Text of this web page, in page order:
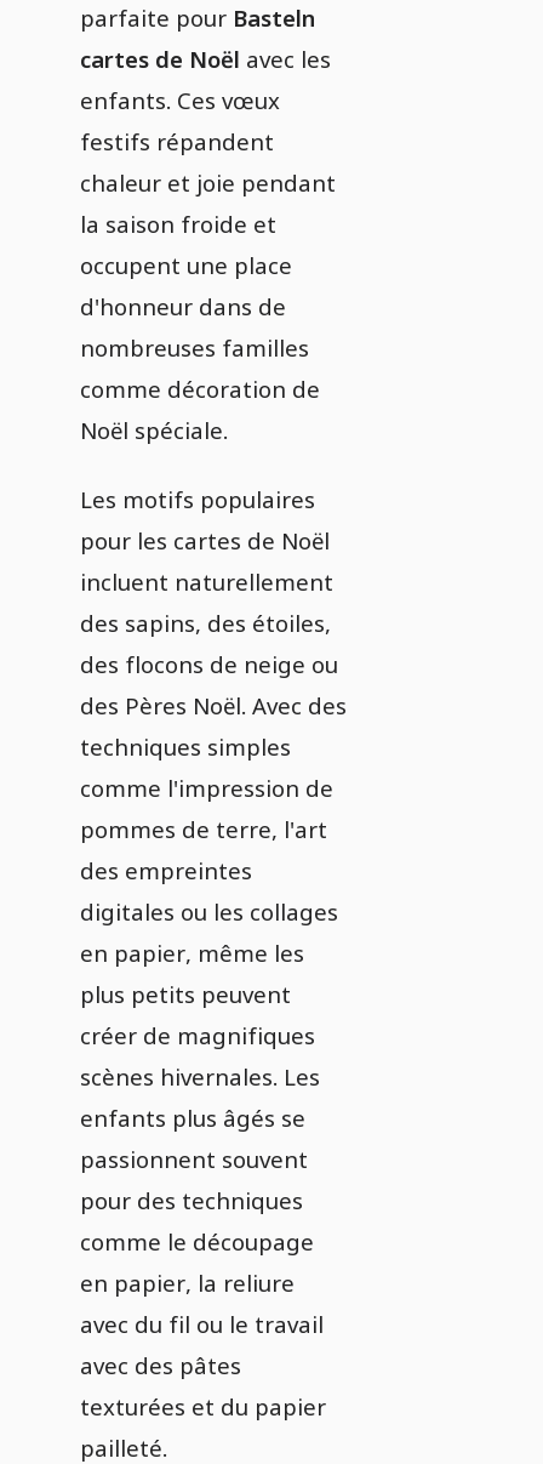
parfaite pour Basteln
cartes de Noël avec les
enfants. Ces vœux
festifs répandent
chaleur et joie pendant
la saison froide et
occupent une place
d'honneur dans de
nombreuses familles
comme décoration de
Noël spéciale.
Les motifs populaires
pour les cartes de Noël
incluent naturellement
des sapins, des étoiles,
des flocons de neige ou
des Pères Noël. Avec des
techniques simples
comme l'impression de
pommes de terre, l'art
des empreintes
digitales ou les collages
en papier, même les
plus petits peuvent
créer de magnifiques
scènes hivernales. Les
enfants plus âgés se
passionnent souvent
pour des techniques
comme le découpage
en papier, la reliure
avec du fil ou le travail
avec des pâtes
texturées et du papier
pailleté.